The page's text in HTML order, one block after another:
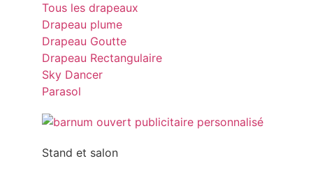
Tous les drapeaux
Drapeau plume
Drapeau Goutte
Drapeau Rectangulaire
Sky Dancer
Parasol
Stand et salon